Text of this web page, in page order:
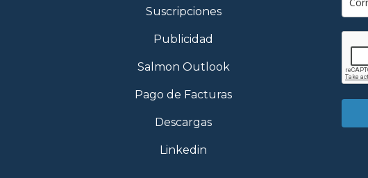
Suscripciones
Publicidad
Salmon Outlook
Pago de Facturas
Descargas
Linkedin